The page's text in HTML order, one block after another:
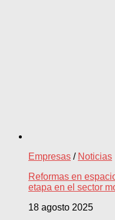
Empresas / Noticias
Reformas en
etapa en el sector
18 agosto 2025